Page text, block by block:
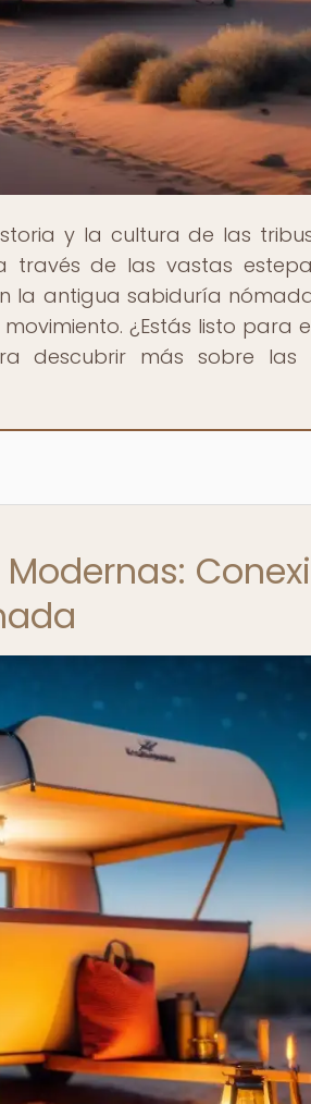
y la cultura de las
través de las vastas
la antigua sabiduría
¿Estás listo para
descubrir más sobre las